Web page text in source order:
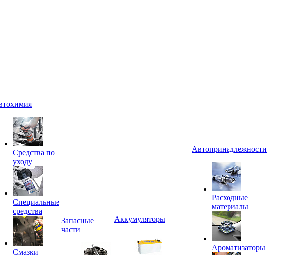
Средства по
уходу
Специальные
средства
Смазки
Запасные
части
Аккумуляторы
Автопринадлежности
Расходные
материалы
Ароматизаторы